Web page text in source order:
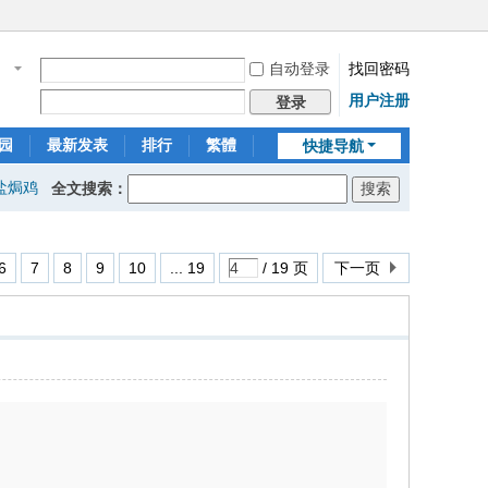
自动登录
找回密码
登录
用户注册
快捷导航
最新发表 排行 繁體
焗鸡 全文搜索：
7 8 9 10 ... 19 / 19 页 下一页